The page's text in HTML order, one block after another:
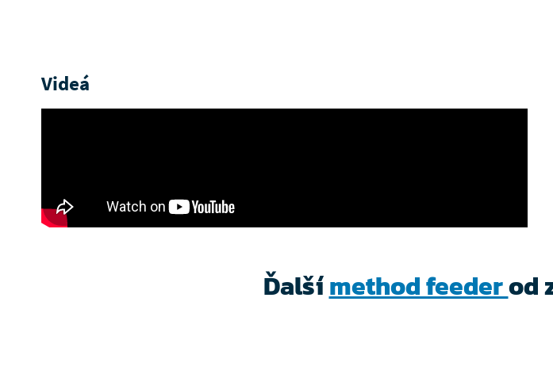
Videá
Ďalšímethod feederod